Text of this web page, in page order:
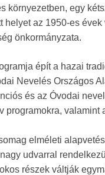
környezetben, egy
helyet az 1950-es évek
önkormányzata.
épít a hazai
Nevelés Országos
és az Óvodai
programokra, valamint
elméleti
udvarral
részek váltják